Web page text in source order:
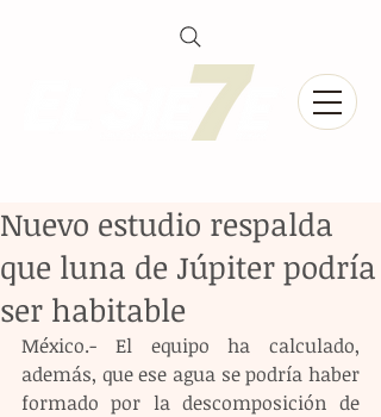
Nuevo estudio respalda
que luna de Júpiter podría
ser habitable
México.- El equipo ha calculado,
además, que ese agua se podría haber
formado por la descomposición de